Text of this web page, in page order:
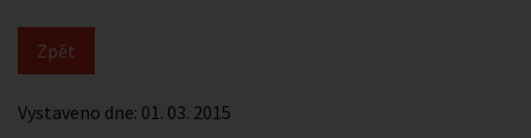
Vystaveno dne: 01. 03. 2015